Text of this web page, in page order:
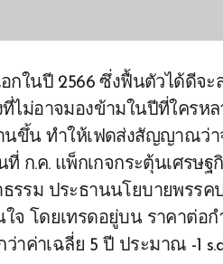
อกในปี 2566 ซึ่งฟื้นตัวได้ดี
ไม่อาจมองข้ามในปีที่ใครห
นขึ้น ทำให้เฟดส่งสัญญาณว่า
ก.ค. แพ็กเกจกระตุ้นเศรษ
รรม ประธานนโยบายพรรค
จ โดยเทรดอยู่บน ราคาต่อ
าค่าเฉลี่ย 5 ปี ประมาณ -1